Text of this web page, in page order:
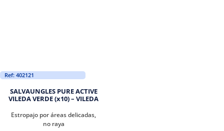
Ref: 402121
SALVAUNGLES PURE ACTIVE
VILEDA VERDE (x10) – VILEDA
Estropajo por áreas delicadas,
no raya